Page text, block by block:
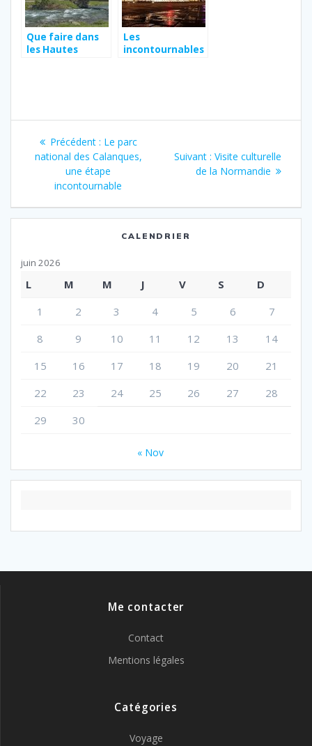
Que faire dans
les Hautes
Les
incontournables
Navigation
de
l’article
Précédent : Article
précédent
:
Le parc
national des Calanques,
une étape
incontournable
Suivant : Article
suivant
Visite culturelle
de la Normandie
CALENDRIER
juin 2026
L M M J V S
D
1
2 3 4 5 6
7
8
9 10 11 12 13
14
15
16 17 18 19 20
21
22
23 24 25 26 27
28
29
30
« Nov
Me contacter
Contact
Mentions légales
Catégories
Voyage